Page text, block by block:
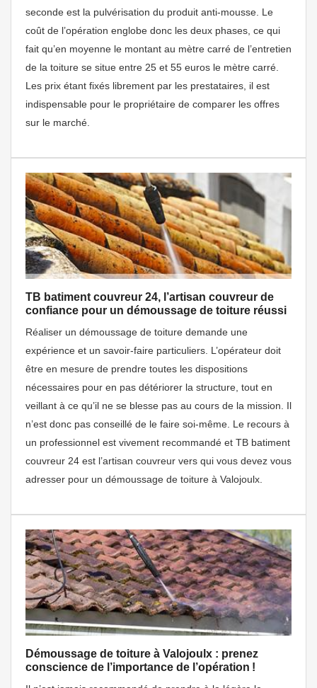
seconde est la pulvérisation du produit anti-mousse. Le
coût de l’opération englobe donc les deux phases, ce qui
fait qu’en moyenne le montant au mètre carré de l’entretien
de la toiture se situe entre 25 et 55 euros le mètre carré.
Les prix étant fixés librement par les prestataires, il est
indispensable pour le propriétaire de comparer les offres
sur le marché.
TB batiment couvreur 24, l’artisan couvreur de
confiance pour un démoussage de toiture réussi
Réaliser un démoussage de toiture demande une
expérience et un savoir-faire particuliers. L’opérateur doit
être en mesure de prendre toutes les dispositions
nécessaires pour en pas détériorer la structure, tout en
veillant à ce qu’il ne se blesse pas au cours de la mission. Il
n’est donc pas conseillé de le faire soi-même. Le recours à
un professionnel est vivement recommandé et TB batiment
couvreur 24 est l’artisan couvreur vers qui vous devez vous
adresser pour un démoussage de toiture à Valojoulx.
Démoussage de toiture à Valojoulx : prenez
conscience de l’importance de l’opération !